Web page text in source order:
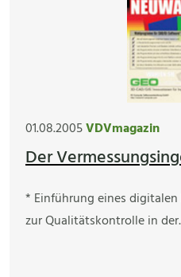
01.08.2005VDVmagazin
Der
* Einführung eines
zur Qualitätskontrolle in